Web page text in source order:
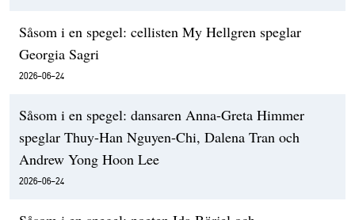
Såsom i en spegel: cellisten My Hellgren speglar
Georgia Sagri
2026-06-24
Såsom i en spegel: dansaren Anna-Greta Himmer
speglar Thuy-Han Nguyen-Chi, Dalena Tran och
Andrew Yong Hoon Lee
2026-06-24